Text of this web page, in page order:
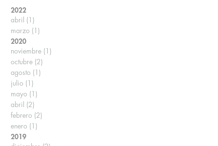
2022
abril (1)
marzo (1)
2020
noviembre (1)
octubre (2)
agosto (1)
julio (1)
mayo (1)
abril (2)
febrero (2)
enero (1)
2019